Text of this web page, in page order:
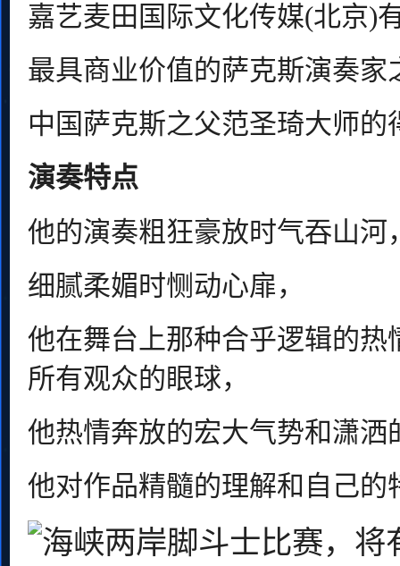
嘉艺麦田国际文化传媒(北京)
最具商业价值的萨克斯演奏家
中国萨克斯之父范圣琦大师的
演奏特点
他的演奏粗狂豪放时气吞山河
细腻柔媚时恻动心扉，
他在舞台上那种合乎逻辑的
所有观众的眼球，
他热情奔放的宏大气势和潇洒
他对作品精髓的理解和自己的